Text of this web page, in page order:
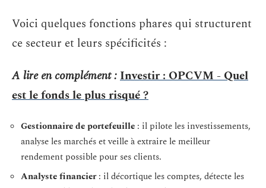
Voici quelques fonctions phares qui structurent
ce secteur et leurs spécificités :
A lire en complément :Investir : OPCVM - Quel
est le fonds le plus risqué ?
Gestionnaire de portefeuille : il pilote les investissements,
analyse les marchés et veille à extraire le meilleur
rendement possible pour ses clients.
Analyste financier: il décortique les comptes, détecte les